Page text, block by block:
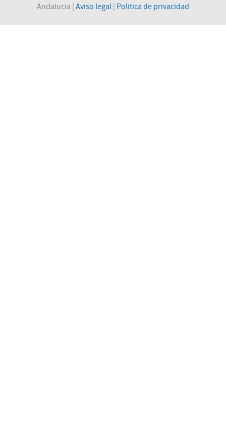
Andalucia | Aviso legal Politica de privacidad